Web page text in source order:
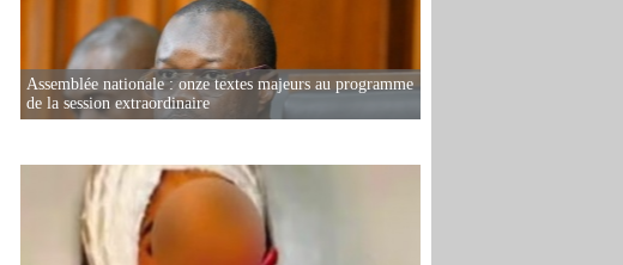
Assemblée nationale : onze textes majeurs au programme
de la session extraordinaire